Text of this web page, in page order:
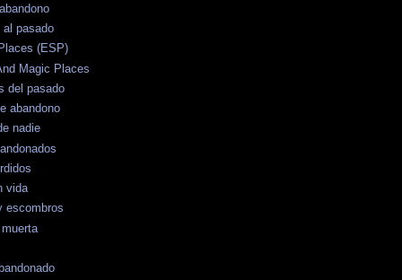
al pasado
(ESP)
Magic Places
del pasado
abandono
nadie
vida
escombros